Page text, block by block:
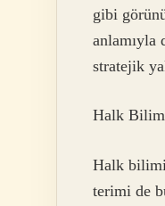
gibi
anlamıyla
stratejik
Halk
Halk
terimi de